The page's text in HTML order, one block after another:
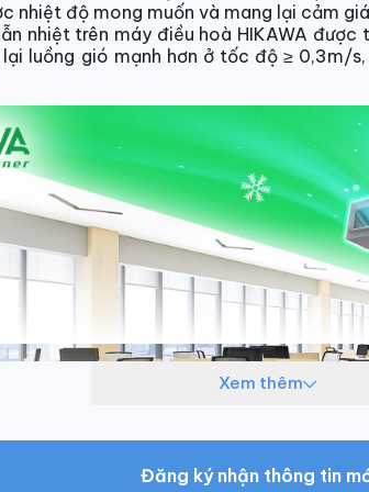
nhiệt độ mong muốn và mang lại cảm
nhiệt trên máy điều hoà HIKAWA
luồng gió mạnh hơn ở tốc độ ≥ 0,3m/
Xem thêm
Đăng ký nhận thông tin